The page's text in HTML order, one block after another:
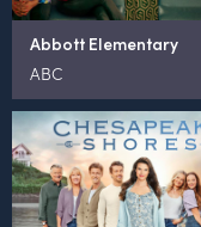
Abbott Elementary
ABC